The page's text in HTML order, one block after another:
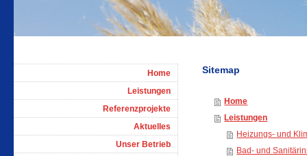
Sitemap
Home
Leistungen
Heizungs- und
Bad- und
Home
Leistungen
Referenzprojekte
Aktuelles
Unser Betrieb